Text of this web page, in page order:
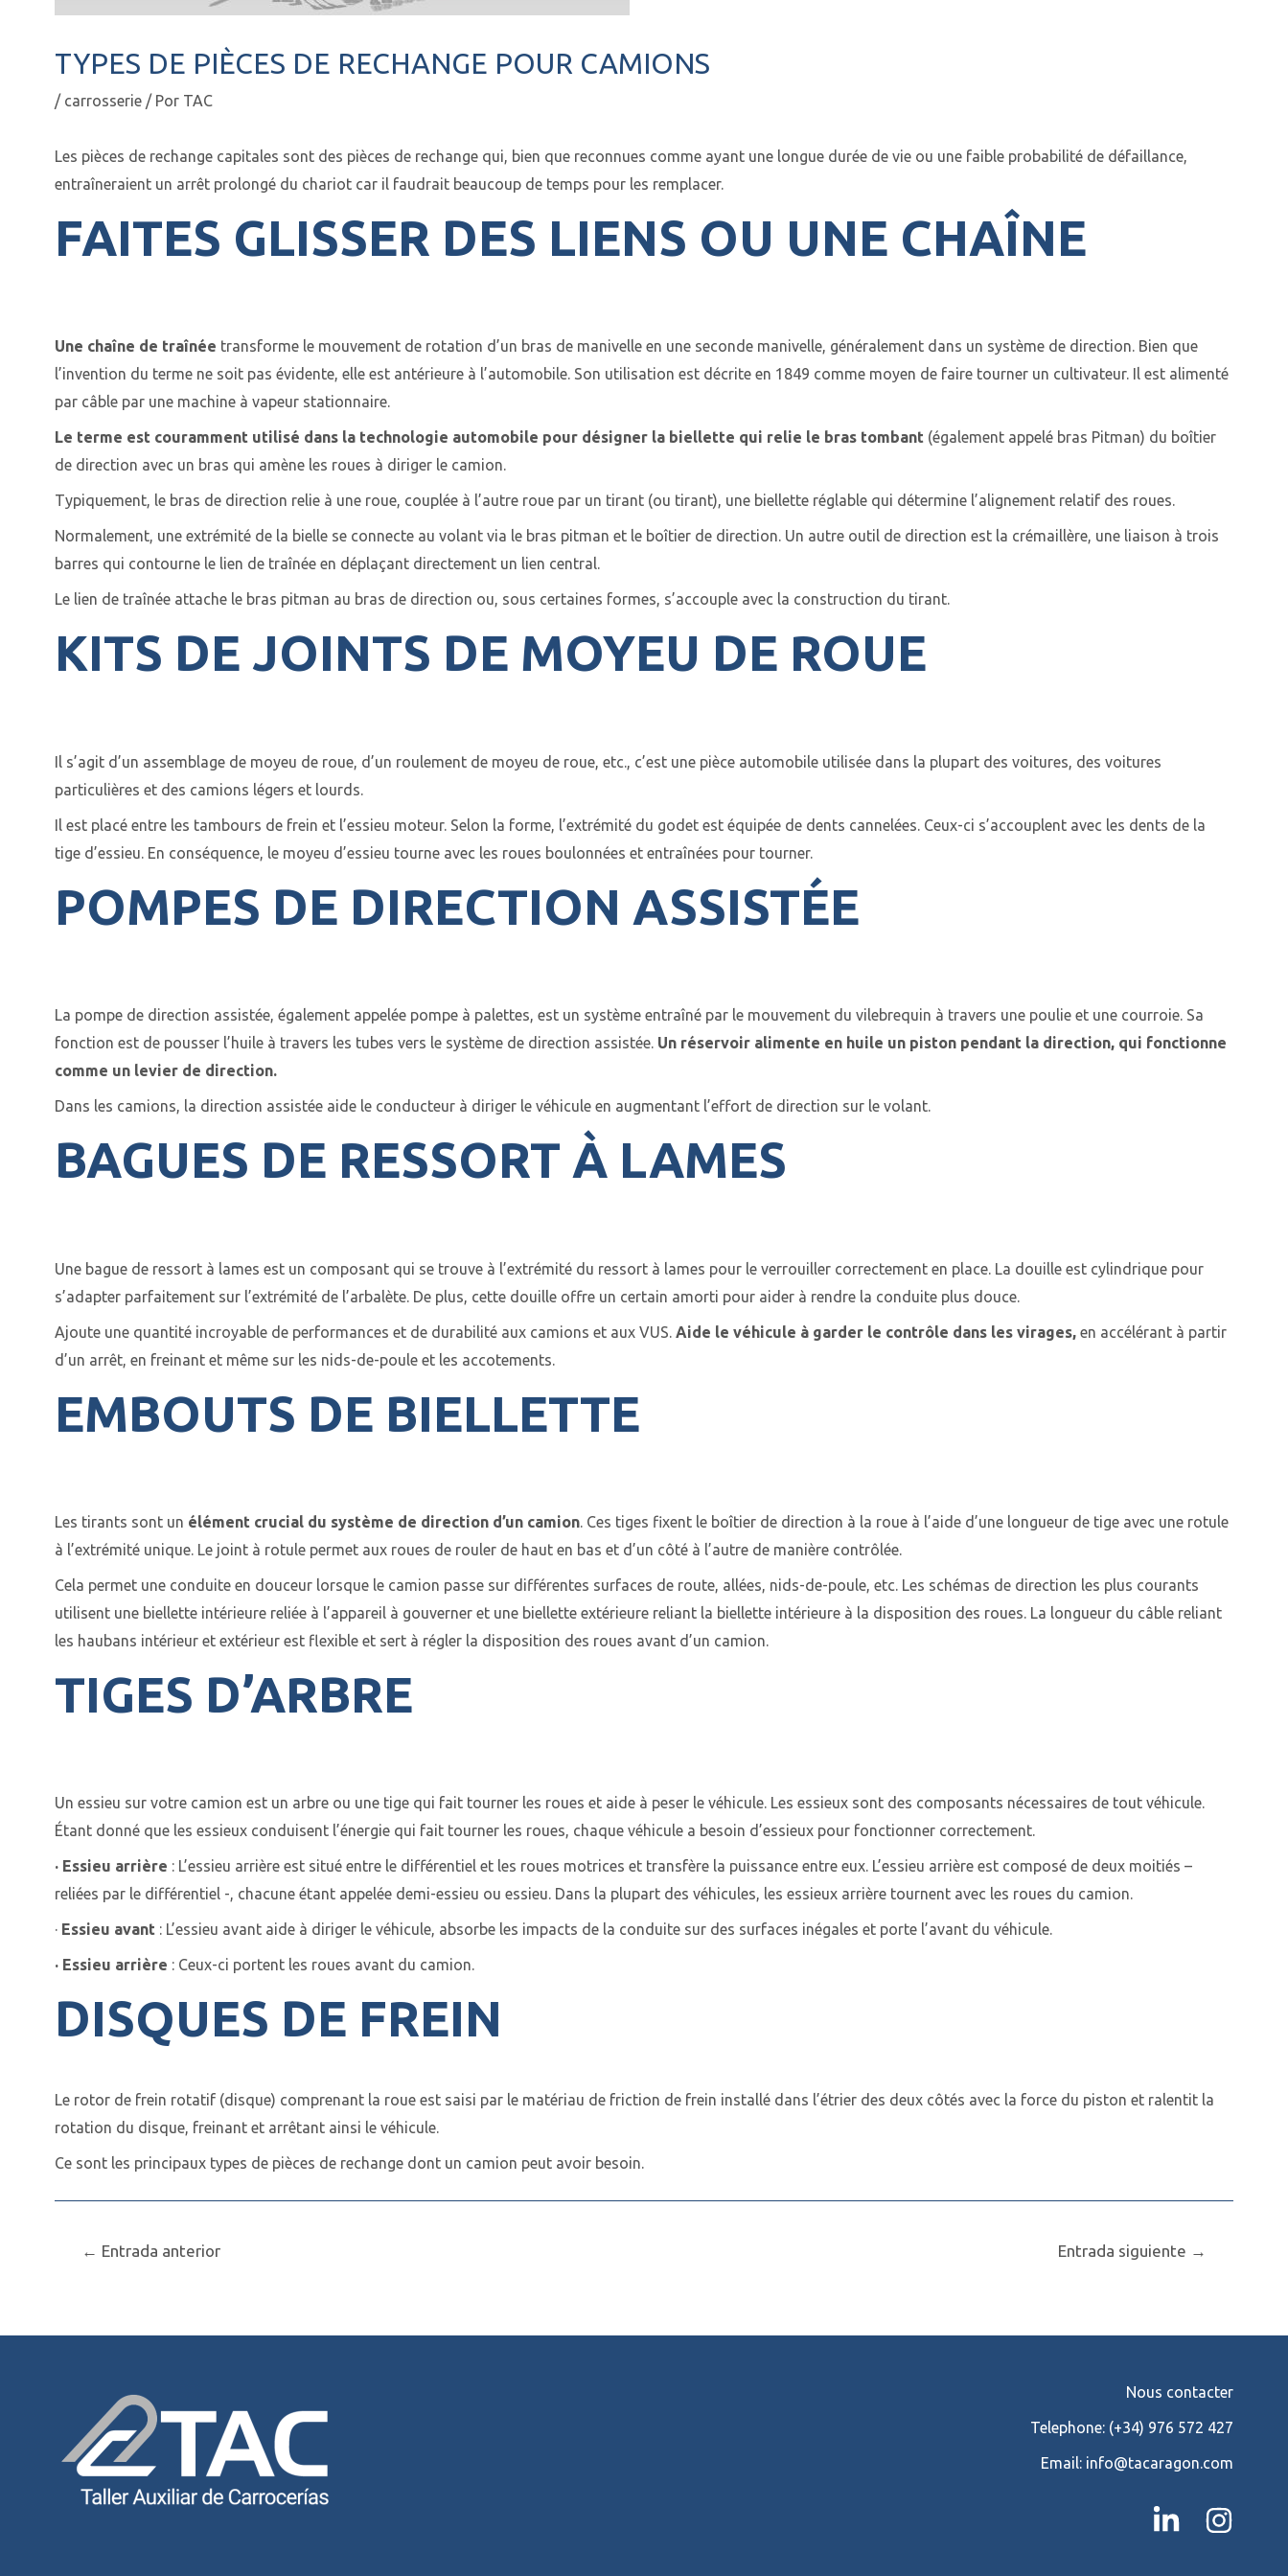
TYPES DE PIÈCES DE RECHANGE POUR CAMIONS
/ carrosserie / Por TAC
Les pièces de rechange capitales sont des pièces de rechange qui, bien que reconnues comme ayant une longue durée de vie ou une faible probabilité de défaillance,
entraîneraient un arrêt prolongé du chariot car il faudrait beaucoup de temps pour les remplacer.
FAITES GLISSER DES LIENS OU UNE CHAÎNE
Une chaîne de traînée transforme le mouvement de rotation d’un bras de manivelle en une seconde manivelle, généralement dans un système de direction. Bien que
l’invention du terme ne soit pas évidente, elle est antérieure à l’automobile. Son utilisation est décrite en 1849 comme moyen de faire tourner un cultivateur. Il est alimenté
par câble par une machine à vapeur stationnaire.
Le terme est couramment utilisé dans la technologie automobile pour désigner la biellette qui relie le bras tombant (également appelé bras Pitman) du boîtier
de direction avec un bras qui amène les roues à diriger le camion.
Typiquement, le bras de direction relie à une roue, couplée à l’autre roue par un tirant (ou tirant), une biellette réglable qui détermine l’alignement relatif des roues.
Normalement, une extrémité de la bielle se connecte au volant via le bras pitman et le boîtier de direction. Un autre outil de direction est la crémaillère, une liaison à trois
barres qui contourne le lien de traînée en déplaçant directement un lien central.
Le lien de traînée attache le bras pitman au bras de direction ou, sous certaines formes, s’accouple avec la construction du tirant.
KITS DE JOINTS DE MOYEU DE ROUE
Il s’agit d’un assemblage de moyeu de roue, d’un roulement de moyeu de roue, etc., c’est une pièce automobile utilisée dans la plupart des voitures, des voitures
particulières et des camions légers et lourds.
Il est placé entre les tambours de frein et l’essieu moteur. Selon la forme, l’extrémité du godet est équipée de dents cannelées. Ceux-ci s’accouplent avec les dents de la
tige d’essieu. En conséquence, le moyeu d’essieu tourne avec les roues boulonnées et entraînées pour tourner.
POMPES DE DIRECTION ASSISTÉE
La pompe de direction assistée, également appelée pompe à palettes, est un système entraîné par le mouvement du vilebrequin à travers une poulie et une courroie. Sa
fonction est de pousser l’huile à travers les tubes vers le système de direction assistée. Un réservoir alimente en huile un piston pendant la direction, qui fonctionne
comme un levier de direction.
Dans les camions, la direction assistée aide le conducteur à diriger le véhicule en augmentant l’effort de direction sur le volant.
BAGUES DE RESSORT À LAMES
Une bague de ressort à lames est un composant qui se trouve à l’extrémité du ressort à lames pour le verrouiller correctement en place. La douille est cylindrique pour
s’adapter parfaitement sur l’extrémité de l’arbalète. De plus, cette douille offre un certain amorti pour aider à rendre la conduite plus douce.
Ajoute une quantité incroyable de performances et de durabilité aux camions et aux VUS. Aide le véhicule à garder le contrôle dans les virages, en accélérant à partir
d’un arrêt, en freinant et même sur les nids-de-poule et les accotements.
EMBOUTS DE BIELLETTE
Les tirants sont un élément crucial du système de direction d’un camion. Ces tiges fixent le boîtier de direction à la roue à l’aide d’une longueur de tige avec une rotule
à l’extrémité unique. Le joint à rotule permet aux roues de rouler de haut en bas et d’un côté à l’autre de manière contrôlée.
Cela permet une conduite en douceur lorsque le camion passe sur différentes surfaces de route, allées, nids-de-poule, etc. Les schémas de direction les plus courants
utilisent une biellette intérieure reliée à l’appareil à gouverner et une biellette extérieure reliant la biellette intérieure à la disposition des roues. La longueur du câble reliant
les haubans intérieur et extérieur est flexible et sert à régler la disposition des roues avant d’un camion.
TIGES D’ARBRE
Un essieu sur votre camion est un arbre ou une tige qui fait tourner les roues et aide à peser le véhicule. Les essieux sont des composants nécessaires de tout véhicule.
Étant donné que les essieux conduisent l’énergie qui fait tourner les roues, chaque véhicule a besoin d’essieux pour fonctionner correctement.
· Essieu arrière : L’essieu arrière est situé entre le différentiel et les roues motrices et transfère la puissance entre eux. L’essieu arrière est composé de deux moitiés –
reliées par le différentiel -, chacune étant appelée demi-essieu ou essieu. Dans la plupart des véhicules, les essieux arrière tournent avec les roues du camion.
· Essieu avant : L’essieu avant aide à diriger le véhicule, absorbe les impacts de la conduite sur des surfaces inégales et porte l’avant du véhicule.
· Essieu arrière : Ceux-ci portent les roues avant du camion.
DISQUES DE FREIN
Le rotor de frein rotatif (disque) comprenant la roue est saisi par le matériau de friction de frein installé dans l’étrier des deux côtés avec la force du piston et ralentit la
rotation du disque, freinant et arrêtant ainsi le véhicule.
Ce sont les principaux types de pièces de rechange dont un camion peut avoir besoin.
← Entrada anterior Entrada siguiente →
Nous contacter
Telephone: (+34) 976 572 427
Email: info@tacaragon.com